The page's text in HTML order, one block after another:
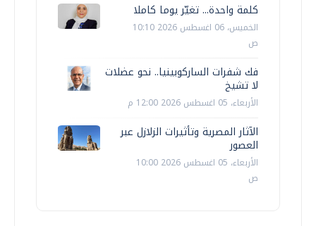
كلمة واحدة... تغيّر يوما كاملا
الخميس، 06 اغسطس 2026 10:10
ص
فك شفرات الساركوبينيا.. نحو عضلات
لا تشيخ
الأربعاء، 05 اغسطس 2026 12:00 م
الآثار المصرية وتأثيرات الزلازل عبر
العصور
الأربعاء، 05 اغسطس 2026 10:00
ص